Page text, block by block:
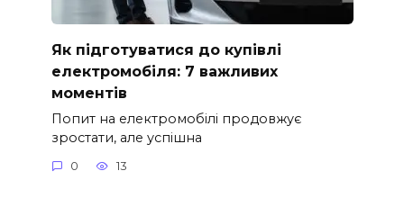
Як підготуватися до купівлі
електромобіля: 7 важливих
моментів
Попит на електромобілі продовжує
зростати, але успішна
0 13